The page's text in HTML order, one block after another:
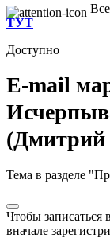
Все
ТУТ
Доступно
E-mail
(Дмитрий
Тема в разделе
Чтобы
вначале